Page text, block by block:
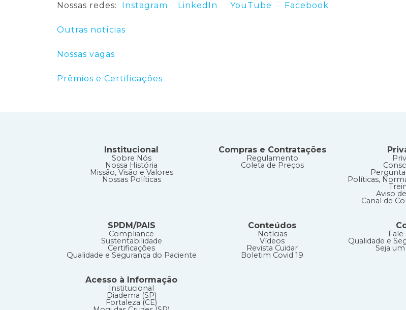
Nossas redes: Instagram LinkedIn YouTube Facebook
Outras notícias
Nossas vagas
Prêmios e Certificações
Institucional
Sobre Nós
Nossa História
Missão, Visão e Valores
Nossas Políticas
Compras e Contratações
Regulamento
Coleta de Preços
Políticas,
Aviso
Canal de
SPDM/PAIS
Compliance
Sustentabilidade
Certificações
Qualidade e Segurança do Paciente
Conteúdos
Notícias
Vídeos
Revista Cuidar
Boletim Covid 19
Qualidade e
Seja
Acesso à Informação
Institucional
Diadema (SP)
Fortaleza (CE)